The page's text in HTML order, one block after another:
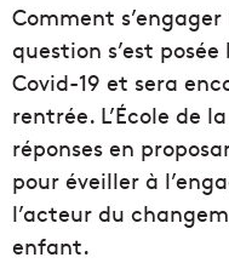
Comment s’engager
question s’est
Covid-19 et sera
rentrée. L’École de
réponses en
pour éveiller à
l’acteur du
enfant.